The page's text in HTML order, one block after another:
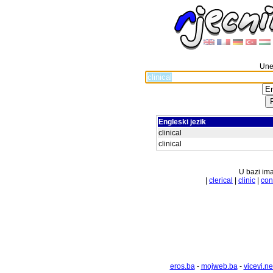
Engleski jezik
clinical
clinical
U bazi
clerical clinic
eros.ba- mojweb.ba-